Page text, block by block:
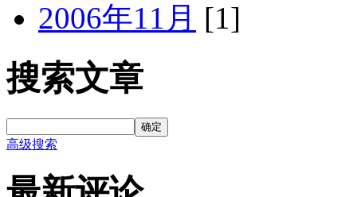
2006年11月 [1]
搜索文章
确定
高级搜索